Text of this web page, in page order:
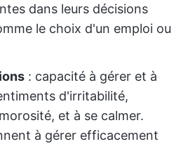
dans leurs décisions
le choix d'un emploi ou
: capacité à gérer et à
d'irritabilité,
et à se calmer.
à gérer efficacement